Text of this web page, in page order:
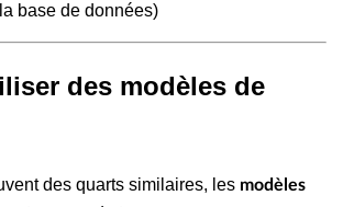
la base de données)
des modèles de
des quarts similaires, les modèles